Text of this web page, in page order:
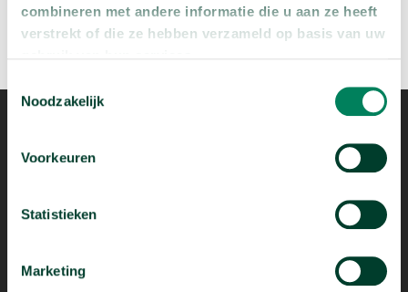
combineren met andere informatie die u aan ze heeft
verstrekt of die ze hebben verzameld op basis van uw
Noodzakelijk
Voorkeuren
Statistieken
Marketing